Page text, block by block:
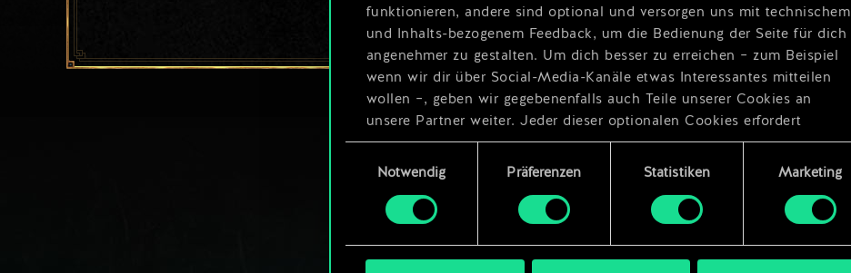
funktionieren, andere sind optional und versorgen uns mit technischem
und Inhalts-bezogenem Feedback, um die Bedienung der Seite für dich
angenehmer zu gestalten. Um dich besser zu erreichen – zum Beispiel
wenn wir dir über Social-Media-Kanäle etwas Interessantes mitteilen
wollen –, geben wir gegebenenfalls auch Teile unserer Cookies an
unsere Partner weiter. Jeder dieser optionalen Cookies erfordert
allerdings deine Zustimmung.
„Einstellungen“, wo du, falls gewünscht, auch alle Einstellungen rund
Notwendig
Präferenzen Statistiken Marketing